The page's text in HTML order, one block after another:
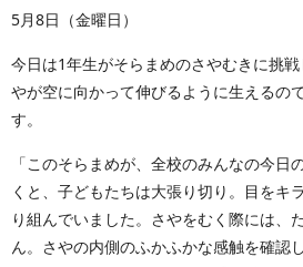
5月8日（金曜日）
今日は1年生がそらまめのさやむきに挑
やが空に向かって伸びるように生えるの
す。
「このそらまめが、全校のみんなの今日
くと、子どもたちは大張り切り。目をキ
り組んでいました。さやをむく際には、
ん。さやの内側のふかふかな感触を確認